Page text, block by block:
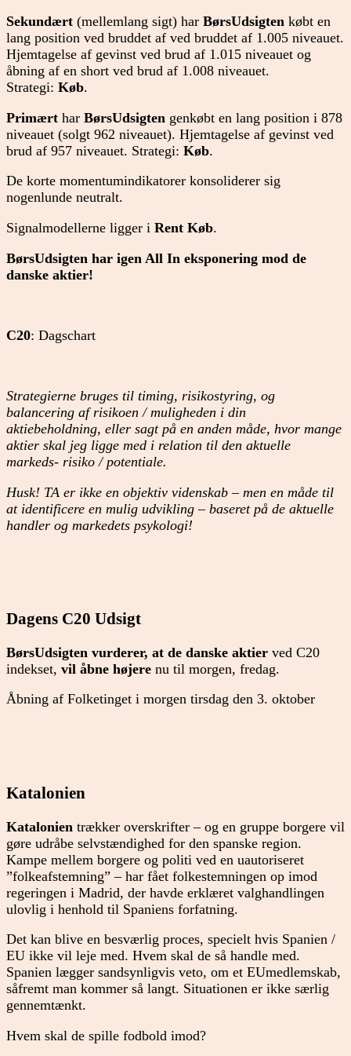
Sekundært (mellemlang sigt) har BørsUdsigten købt en
lang position ved bruddet af ved bruddet af 1.005 niveauet.
Hjemtagelse af gevinst ved brud af 1.015 niveauet og
åbning af en short ved brud af 1.008 niveauet.
Strategi: Køb.
Primært har BørsUdsigten genkøbt en lang position i 878
niveauet (solgt 962 niveauet). Hjemtagelse af gevinst ved
brud af 957 niveauet. Strategi: Køb.
De korte momentumindikatorer konsoliderer sig
nogenlunde neutralt.
Signalmodellerne ligger i Rent Køb.
BørsUdsigten har igen All In eksponering mod de
danske aktier!
C20: Dagschart
Strategierne bruges til timing, risikostyring, og
balancering af risikoen / muligheden i din
aktiebeholdning, eller sagt på en anden måde, hvor mange
aktier skal jeg ligge med i relation til den aktuelle
markeds- risiko / potentiale.
Husk! TA er ikke en objektiv videnskab – men en måde til
at identificere en mulig udvikling – baseret på de aktuelle
handler og markedets psykologi!
Dagens C20 Udsigt
BørsUdsigten vurderer, at de danske aktier ved C20
indekset, vil åbne højere nu til morgen, fredag.
Åbning af Folketinget i morgen tirsdag den 3. oktober
Katalonien
Katalonien trækker overskrifter – og en gruppe borgere vil
gøre udråbe selvstændighed for den spanske region.
Kampe mellem borgere og politi ved en uautoriseret
”folkeafstemning” – har fået folkestemningen op imod
regeringen i Madrid, der havde erklæret valghandlingen
ulovlig i henhold til Spaniens forfatning.
Det kan blive en besværlig proces, specielt hvis Spanien /
EU ikke vil leje med. Hvem skal de så handle med.
Spanien lægger sandsynligvis veto, om et EUmedlemskab,
såfremt man kommer så langt. Situationen er ikke særlig
gennemtænkt.
Hvem skal de spille fodbold imod?